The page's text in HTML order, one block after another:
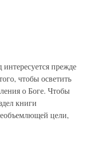
прежде
чтобы осветить
о Боге. Чтобы
книги
цели,